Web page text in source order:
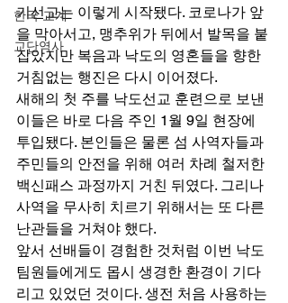
한국 교계
교단역사
기선교는 이렇게 시작됐다. 코로나가 앞
을 막아서고, 맹추위가 뒤에서 발목을 붙
잡았지만 복음과 낙도의 영혼들을 향한
거침없는 행진은 다시 이어졌다.
새해의 첫 주를 낙도선교 훈련으로 보낸
이들은 바로 다음 주인 1월 9일 현장에
투입됐다. 본인들은 물론 섬 사역자들과
주민들의 안전을 위해 여러 차례 철저한
백신패스 과정까지 거친 뒤였다. 그리나
사역을 무사히 치르기 위해서는 또 다른
난관들을 거쳐야 했다.
앞서 선배들이 경험한 것처럼 이번 낙도
팀원들에게도 몹시 생경한 환경이 기다
리고 있었던 것이다. 생전 처음 사용하는